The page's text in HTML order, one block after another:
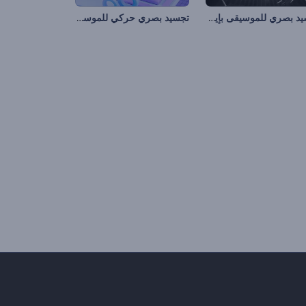
تجسيد بصري للموسيقى بإيقاعات مضيئة تجسيد بصري حركي للموسيقى